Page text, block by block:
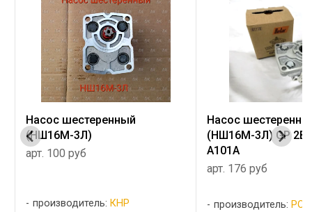
Насос шестеренный
(НШ16М-3Л)
арт. 100 руб
производитель: КНР
Насос
(НШ16М-3Л) GP
A101A
арт. 176 руб
производитель: